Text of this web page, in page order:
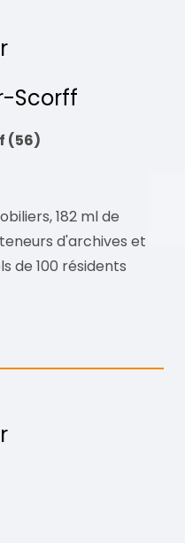
Scorff
182 ml de
d'archives et
de 100 résidents
(56)